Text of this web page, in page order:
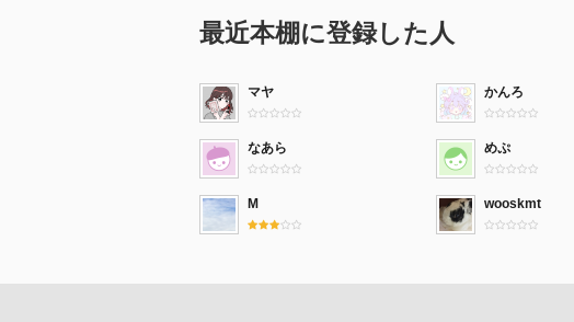
最近本棚に登録した人
マヤ かんろ
なあら めぷ
M wooskmt